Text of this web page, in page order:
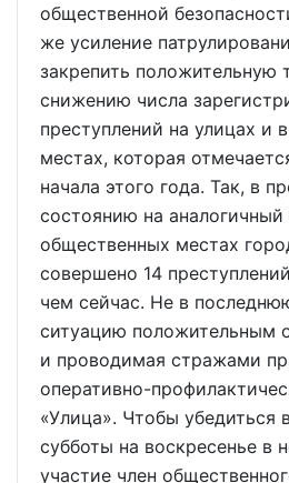
общественной
же усиление
закрепить положительную
снижению числа
преступлений на улицах и
местах, которая
начала этого года. Так, в
состоянию на
общественных местах
совершено 14
чем сейчас. Не в
ситуацию положительным
и проводимая стражами
оперативно-
«Улица». Чтобы убедиться
субботы на воскресенье в
участие член